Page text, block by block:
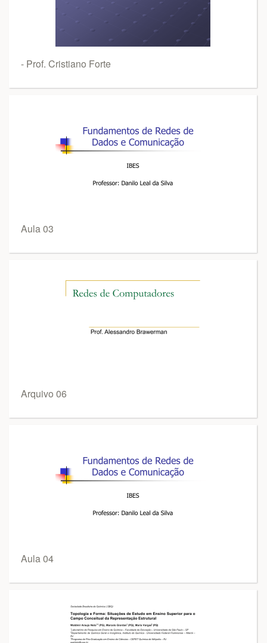
- Prof. Cristiano Forte
Aula 03
Arquivo 06
Aula 04